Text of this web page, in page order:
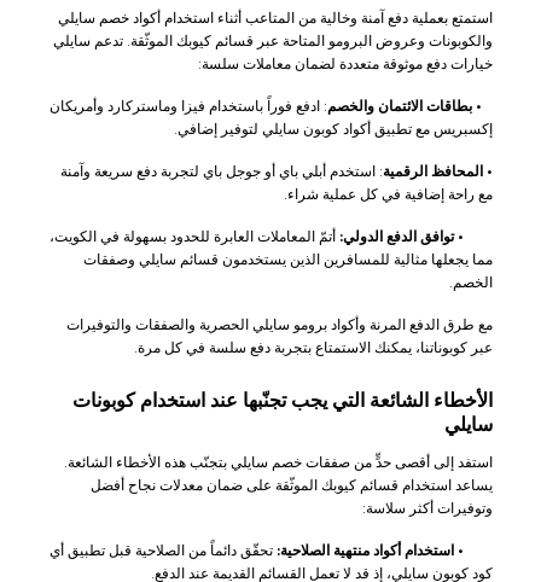
استمتع بعملية دفع آمنة وخالية من المتاعب أثناء استخدام أكواد خصم سايلي
والكوبونات وعروض البرومو المتاحة عبر قسائم كيوبك الموثّقة. تدعم سايلي
خيارات دفع موثوقة متعددة لضمان معاملات سلسة:
• بطاقات الائتمان والخصم: ادفع فوراً باستخدام فيزا وماستركارد وأمريكان
إكسبريس مع تطبيق أكواد كوبون سايلي لتوفير إضافي.
• المحافظ الرقمية: استخدم أبلي باي أو جوجل باي لتجربة دفع سريعة وآمنة
مع راحة إضافية في كل عملية شراء.
•توافق الدفع الدولي: أتمّ المعاملات العابرة للحدود بسهولة في الكويت،
مما يجعلها مثالية للمسافرين الذين يستخدمون قسائم سايلي وصفقات
الخصم.
مع طرق الدفع المرنة وأكواد برومو سايلي الحصرية والصفقات والتوفيرات
عبر كوبوناتنا، يمكنك الاستمتاع بتجربة دفع سلسة في كل مرة.
الأخطاء الشائعة التي يجب تجنّبها عند استخدام كوبونات
سايلي
استفد إلى أقصى حدٍّ من صفقات خصم سايلي بتجنّب هذه الأخطاء الشائعة.
يساعد استخدام قسائم كيوبك الموثّقة على ضمان معدلات نجاح أفضل
وتوفيرات أكثر سلاسة:
• استخدام أكواد منتهية الصلاحية: تحقّق دائماً من الصلاحية قبل تطبيق أي
كود كوبون سايلي، إذ قد لا تعمل القسائم القديمة عند الدفع.